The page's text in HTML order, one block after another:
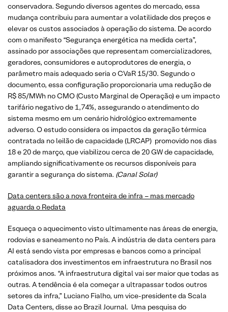
conservadora. Segundo diversos agentes do mercado, essa
mudança contribuiu para aumentar a volatilidade dos preços e
elevar os custos associados à operação do sistema. De acordo
com o manifesto “Segurança energética na medida certa”,
assinado por associações que representam comercializadores,
geradores, consumidores e autoprodutores de energia, o
parâmetro mais adequado seria o CVaR 15/30. Segundo o
documento, essa configuração proporcionaria uma redução de
R$ 85/MWh no CMO (Custo Marginal de Operação) e um impacto
tarifário negativo de 1,74%, assegurando o atendimento do
sistema mesmo em um cenário hidrológico extremamente
adverso. O estudo considera os impactos da geração térmica
contratada no leilão de capacidade (LRCAP) promovido nos dias
18 e 20 de março, que viabilizou cerca de 20 GW de capacidade,
ampliando significativamente os recursos disponíveis para
garantir a segurança do sistema. (Canal Solar)
Data centers são a nova fronteira de infra – mas mercado
aguarda o Redata
Esqueça o aquecimento visto ultimamente nas áreas de energia,
rodovias e saneamento no País. A indústria de data centers para
AI está sendo vista por empresas e bancos como a principal
catalisadora dos investimentos em infraestrutura no Brasil nos
próximos anos. “A infraestrutura digital vai ser maior que todas as
outras. A tendência é ela começar a ultrapassar todos outros
setores da infra,” Luciano Fialho, um vice-presidente da Scala
Data Centers, disse ao Brazil Journal. Uma pesquisa do